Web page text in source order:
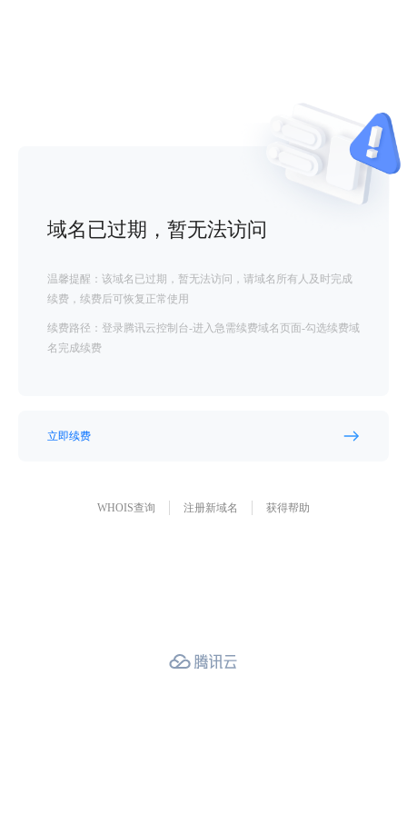
域名已过期，暂无法访问
温馨提醒：该域名已过期，暂无法访问，请域名所有人及时完成
续费，续费后可恢复正常使用
续费路径：登录腾讯云控制台-进入急需续费域名页面-勾选续费域
名完成续费
立即续费
WHOIS查询 注册新域名 获得帮助